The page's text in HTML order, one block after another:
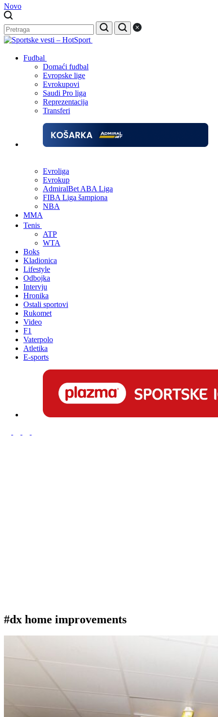
Novo
Fudbal
Domaći fudbal
Evropske lige
Evrokupovi
Saudi Pro liga
Reprezentacija
Transferi
Evroliga
Evrokup
AdmiralBet ABA Liga
FIBA Liga šampiona
NBA
MMA
Tenis
ATP
WTA
Boks
Kladionica
Lifestyle
Odbojka
Intervju
Hronika
Ostali sportovi
Rukomet
Video
F1
Vaterpolo
Atletika
E-sports
#dx home improvements